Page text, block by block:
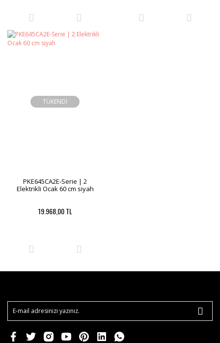
TÜKENDİ
PKE645CA2E-Serie | 2
Elektrikli Ocak 60 cm siyah
19.968,00 TL